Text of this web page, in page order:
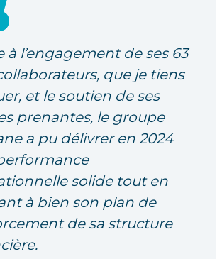
à l’engagement de ses 63
que je tiens
et le soutien de ses
prenantes, le groupe
a pu délivrer en 2024
solide tout en
à bien son plan de
de sa structure